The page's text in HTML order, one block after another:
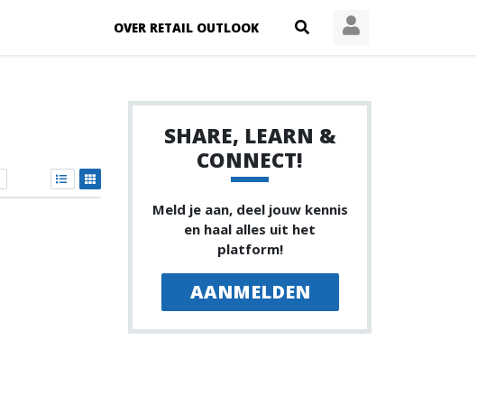
OVER RETAIL OUTLOOK
SHARE, LEARN &
CONNECT!
Meld je aan, deel jouw kennis
en haal alles uit het
platform!
AANMELDEN